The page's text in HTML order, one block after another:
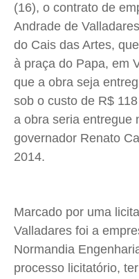
Cidades
Direitos
Colunas
Caetano Roque
Gustavo Bastos
Jr Mignone (in memorian)
Publicidade Legal
Anuncie
Cidades
Direitos
Colunas
Caetano Roque
Gustavo Bastos
Jr Mignone (in memorian)
Publicidade Legal
Anuncie
Cidades
Direitos
Colunas
Caetano Roque
Gustavo Bastos
Jr Mignone (in memorian)
Publicidade Legal
Anuncie
Cidades
Direitos
Colunas
Caetano Roque
Gustavo Bastos
Jr Mignone (in memorian)
Publicidade Legal
Anuncie
(16), o contrato de
Andrade de
do Cais das Artes,
à praça do Papa, em
que a obra seja
sob o custo de R$
a obra seria entregue
governador Renato
2014.
Marcado por uma
Valladares foi a
Normandia
processo licitatório,